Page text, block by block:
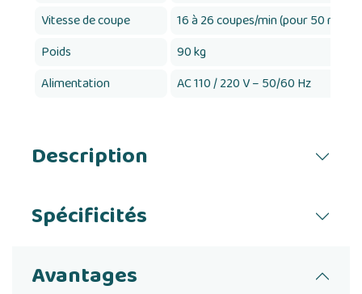
Vitesse de coupe
16 à 26 coupes/min (pour 50 mm)
Poids
90 kg
Alimentation
AC 110 / 220 V – 50/60 Hz
Description
Spécificités
Avantages